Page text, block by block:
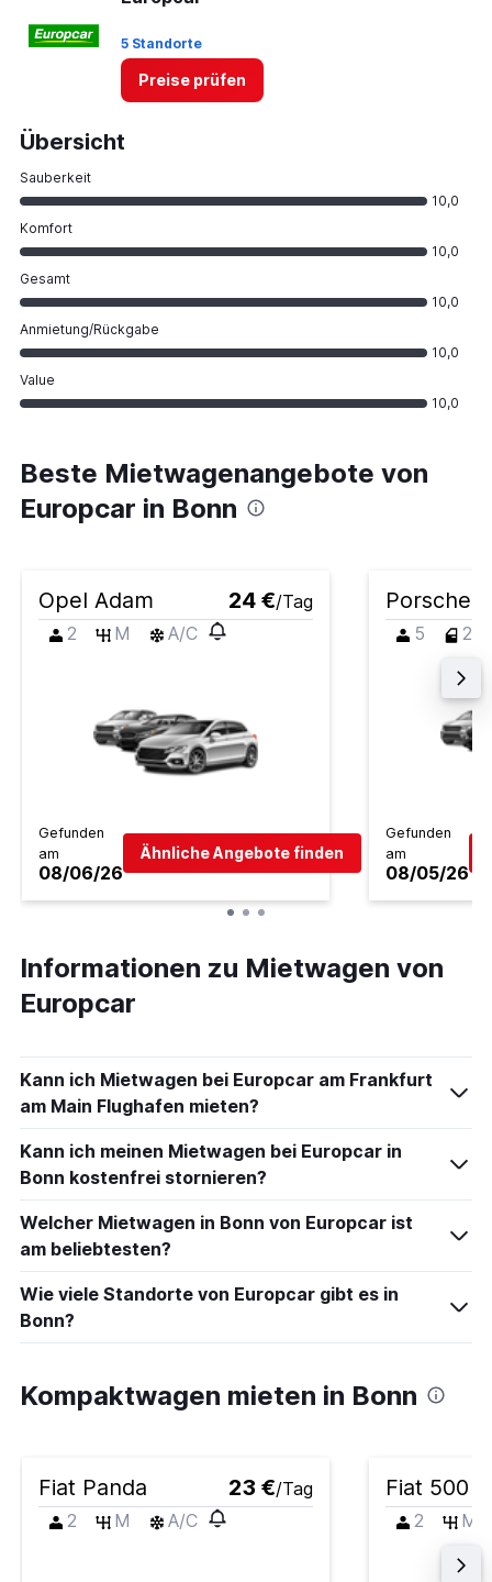
5 Standorte
Preise prüfen
Übersicht
Sauberkeit
10,0
Komfort
10,0
Gesamt
10,0
Anmietung/Rückgabe
10,0
Value
10,0
Beste Mietwagenangebote von
Europcar in Bonn
Opel Adam 24 €/Tag
2
M A/C
Gefunden
am
08/06/26
Ähnliche Angebote finden
Porsche
5 2
Gefunden
am
08/05/26
Informationen zu Mietwagen von
Europcar
Kann ich Mietwagen bei Europcar am Frankfurt
am Main Flughafen mieten?
Kann ich meinen Mietwagen bei Europcar in
Bonn kostenfrei stornieren?
Welcher Mietwagen in Bonn von Europcar ist
am beliebtesten?
Wie viele Standorte von Europcar gibt es in
Bonn?
Kompaktwagen mieten in Bonn
Fiat Panda 23 €/Tag
2
M A/C
Fiat 500
2 M